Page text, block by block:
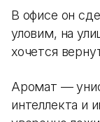
В офисе он
уловим, на
хочется
Аромат —
интеллекта и